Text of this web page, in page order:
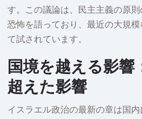
す。この議論は、民主主義の原
恐怖を語っており、最近の大規
て試されています。
国境を越える影響
超えた影響
イスラエル政治の最新の章は国